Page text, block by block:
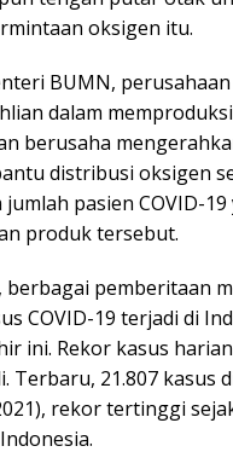
oksigen itu.
BUMN,
dalam
berusaha
distribusi oksigen
pasien COVID-19
produk tersebut.
berbagai pemberitaan
COVID-19 terjadi di
ini. Rekor kasus
Terbaru, 21.807 kasus
rekor tertinggi